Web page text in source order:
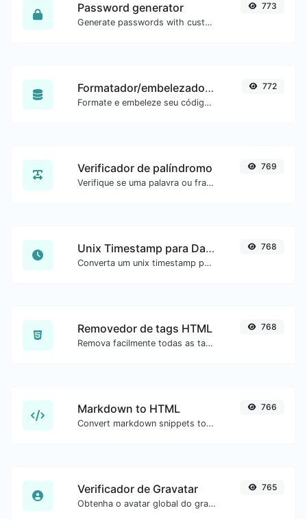
Password generator
Generate passwords with custom length and custom settings.
773
Formatador/embelezador de SQL
Formate e embeleze seu código SQL com facilidade.
772
Verificador de palíndromo
Verifique se uma palavra ou frase é palíndromo (se lê igual de trás para frente).
769
Unix Timestamp para Data
Converta um unix timestamp para UTC e sua data local.
768
Removedor de tags HTML
Remova facilmente todas as tags HTML de um bloco de texto.
768
Markdown to HTML
Convert markdown snippets to raw HTML code.
766
Verificador de Gravatar
Obtenha o avatar global do gravatar.com para qualquer email.
765